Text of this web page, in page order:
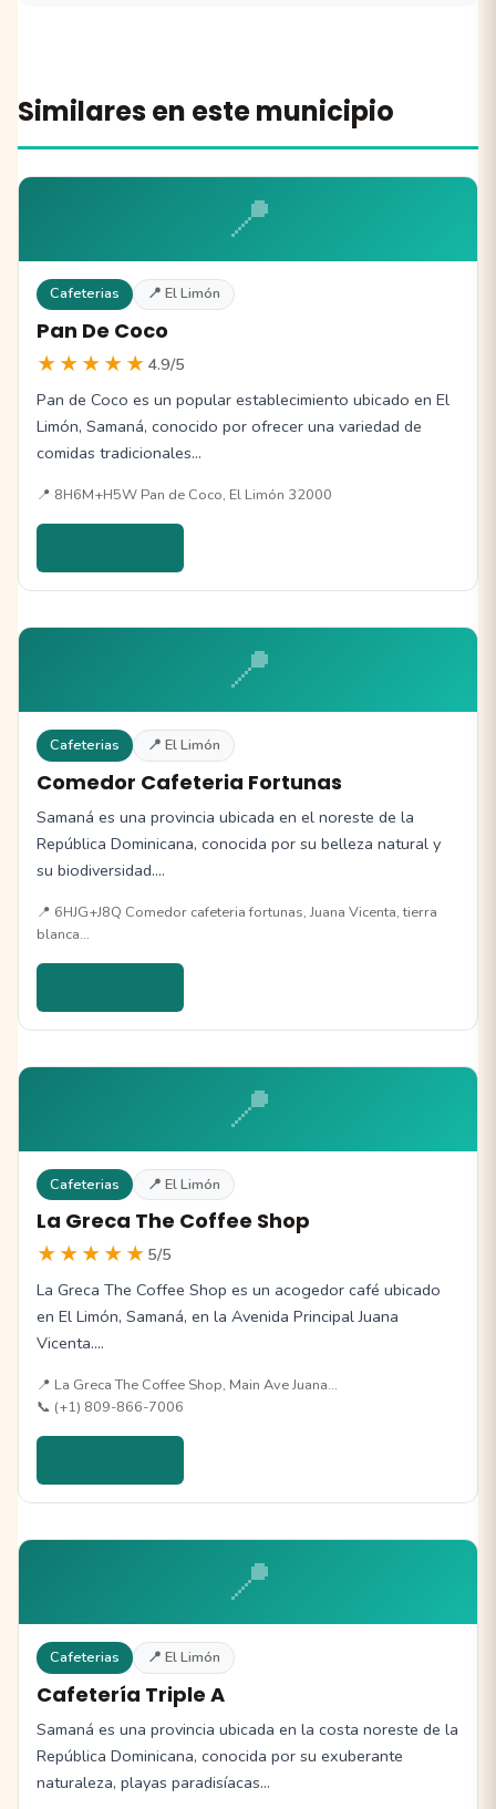
Similares en este municipio
📍
Cafeterias 📍 El Limón
Pan De Coco
★★★★★ 4.9/5
Pan de Coco es un popular establecimiento ubicado en El
Limón, Samaná, conocido por ofrecer una variedad de
comidas tradicionales…
📍 8H6M+H5W Pan de Coco, El Limón 32000
📍
Cafeterias 📍 El Limón
Comedor Cafeteria Fortunas
Samaná es una provincia ubicada en el noreste de la
República Dominicana, conocida por su belleza natural y
su biodiversidad.…
📍 6HJG+J8Q Comedor cafeteria fortunas, Juana Vicenta, tierra
blanca…
📍
Cafeterias 📍 El Limón
La Greca The Coffee Shop
★★★★★ 5/5
La Greca The Coffee Shop es un acogedor café ubicado
en El Limón, Samaná, en la Avenida Principal Juana
Vicenta.…
📍 La Greca The Coffee Shop, Main Ave Juana…
📞 (+1) 809-866-7006
📍
Cafeterias 📍 El Limón
Cafetería Triple A
Samaná es una provincia ubicada en la costa noreste de la
República Dominicana, conocida por su exuberante
naturaleza, playas paradisíacas…